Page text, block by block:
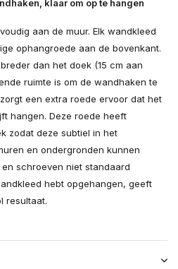
klaar om op te hangen
aan de muur. Elk wandkleed
ophangroede aan de bovenkant.
dan het doek (15 cm aan
ruimte is om de wandhaken te
een extra roede ervoor dat het
hangen. Deze roede heeft
zodat deze subtiel in het
en ondergronden kunnen
schroeven niet standaard
hebt opgehangen, geeft
resultaat.